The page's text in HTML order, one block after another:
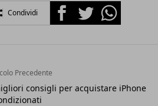
Condividi FacebookTwitterWhatsapp
Precedente
consigli per acquistare iPhone